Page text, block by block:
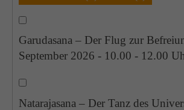
Garudasana – Der Flug zur
September 2026 - 10.00 - 12.00
Natarajasana – Der Tanz des